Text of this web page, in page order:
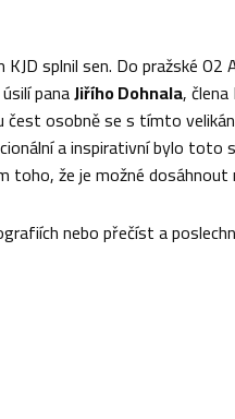
splnil sen. Do pražské
panaJiřího Dohnala,
osobně se s tímto
a inspirativní bylo toto
toho, že je možné
nebo přečíst a